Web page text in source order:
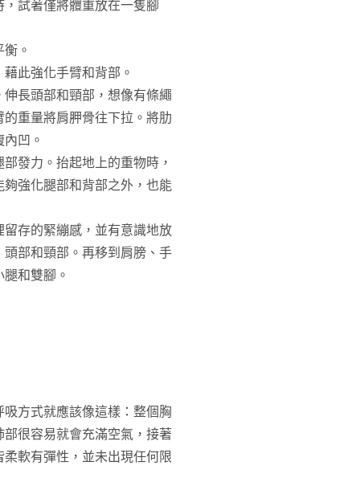
試著僅將體重放在一隻腳
。
此強化手臂和背部。
長頭部和頸部，想像有條繩
重量將肩胛骨往下拉。將肋
凹。
發力。抬起地上的重物時，
強化腿部和背部之外，也能
存的緊繃感，並有意識地放
部和頸部。再移到肩膀、手
和雙腳。
方式就應該像這樣：整個胸
很容易就會充滿空氣，接著
軟有彈性，並未出現任何限